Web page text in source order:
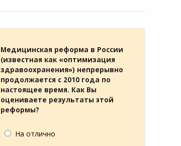
Медицинская реформа в России
(известная как «оптимизация
здравоохранения») непрерывно
продолжается с 2010 года по
настоящее время. Как Вы
оцениваете результаты этой
реформы?
На отлично